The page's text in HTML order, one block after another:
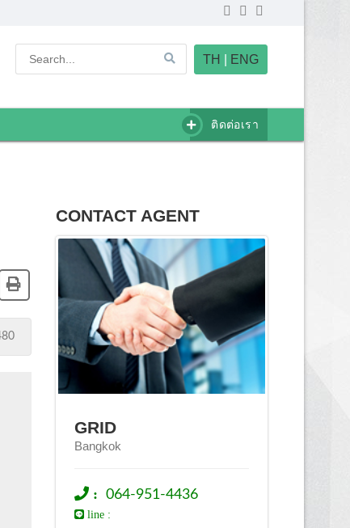
TH ENG
ติดต่อเรา
CONTACT AGENT
GRID
Bangkok
: 064-951-4436
line :